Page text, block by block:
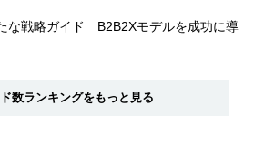
な戦略ガイド B2B2Xモデルを成功に導
数ランキングをもっと見る